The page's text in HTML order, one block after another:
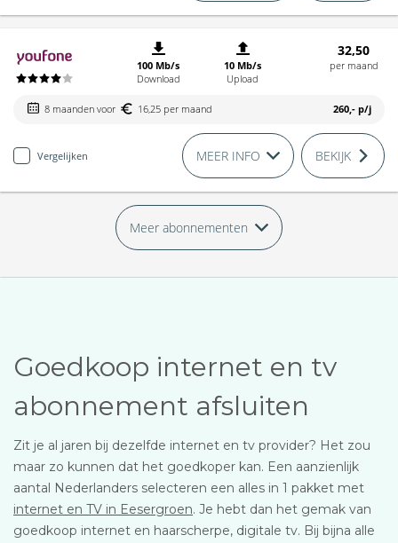
100 Mb/s
Download
10 Mb/s
Upload
32,50
per maand
8 maanden voor 16,25 per maand 260,- p/j
Vergelijken MEER INFO BEKIJK
Meer abonnementen
Goedkoop internet en tv
abonnement afsluiten
Zit je al jaren bij dezelfde internet en tv provider? Het zou
maar zo kunnen dat het goedkoper kan. Een aanzienlijk
aantal Nederlanders selecteren een alles in 1 pakket met
internet en TV in Eesergroen. Je hebt dan het gemak van
goedkoop internet en haarscherpe, digitale tv. Bij bijna alle